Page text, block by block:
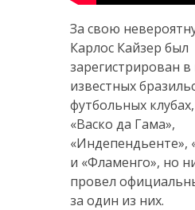
За свою
Карлос Кайзер был
зарегистрирован в
известных
футбольных
«Васко да Гама»,
«Индепендьенте»,
и «Фламенго», но
провел
за один из них.